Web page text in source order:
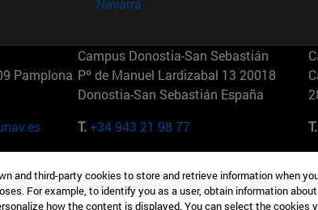
Navarra
Pamplona
Campus Donostia-San Sebastián
Pº de Manuel Lardizabal 13 20018
Donostia-San Sebastián España
T.+34 943 21 98 77
T.
165 W 57th St 10019-2201 Nueva York
EE.UU
and third-party cookies to store and retrieve information when
For example, to identify you as a user, obtain information
how the content is displayed. You can select the cookies